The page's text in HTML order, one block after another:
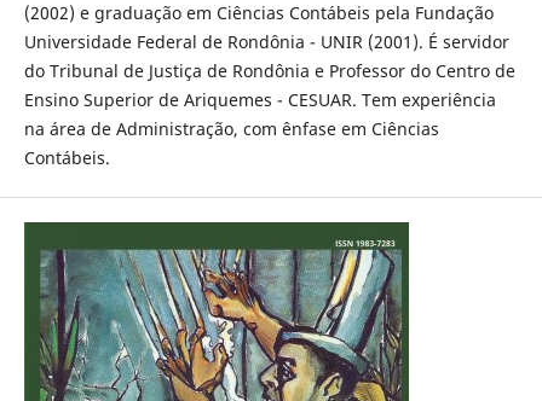
(2002) e graduação em Ciências Contábeis pela Fundação
Universidade Federal de Rondônia - UNIR (2001). É servidor
do Tribunal de Justiça de Rondônia e Professor do Centro de
Ensino Superior de Ariquemes - CESUAR. Tem experiência
na área de Administração, com ênfase em Ciências
Contábeis.